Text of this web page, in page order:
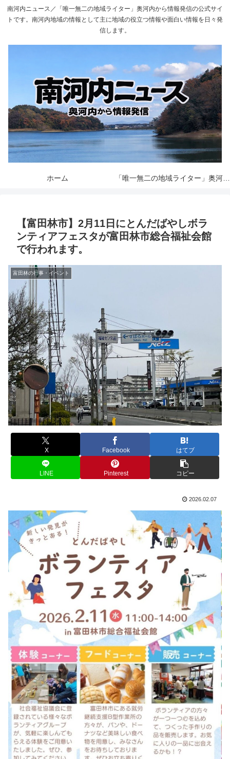
南河内ニュース／「唯一無二の地域ライター」奥河内から情報発信の公式サイ
トです。南河内地域の情報として主に地域の役立つ情報や面白い情報を日々発
信します。
ホーム
【富田林市】2月11日にとんだばやしボラ
ンティアフェスタが富田林市総合福祉会館
で行われます。
富田林の行事・イベント
X Facebook はてブ
LINE Pinterest コピー
2026.02.07